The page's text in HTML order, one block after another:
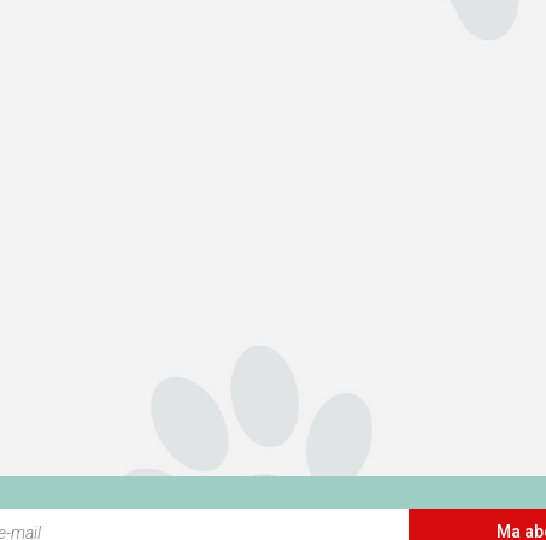
Ma